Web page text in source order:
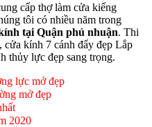
cấp thợ làm cửa kiếng
tôi có nhiều năm trong
tại Quận phú nhuận. Thi
kính 7 cánh đẩy đẹp Lắp
thủy lực đẹp sang trọng.
lực mở đẹp
mở đẹp
2020